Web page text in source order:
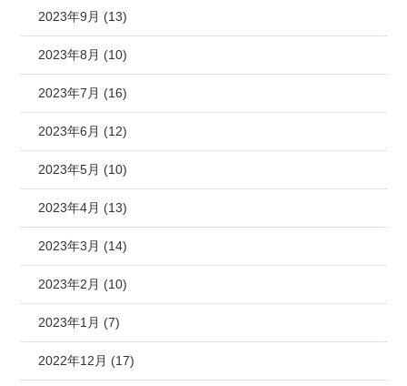
2023年9月 (13)
2023年8月 (10)
2023年7月 (16)
2023年6月 (12)
2023年5月 (10)
2023年4月 (13)
2023年3月 (14)
2023年2月 (10)
2023年1月 (7)
2022年12月 (17)